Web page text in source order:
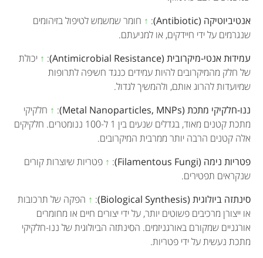
אנטיביוטיקה (Antibiotic)
:
↑ חומר שמשמש לטיפול בזיהומים
שנגרמים על ידי חיידקים, או למניעתם.
עמידוּת אנטי-מיקרובית (Antimicrobial Resistance)
:
↑ יכולת
של חלק מהמיקרובים להיות עמידים כנגד חשיפה לתרופות
שמיועדות להרוג אותם, ולהמשיך לגדול.
ננו-חלקיקי מתכת (Metal Nanoparticles, MNPs)
:
↑ חלקיקי
מתכת קטנים מאוד, בגדלים שנעים בין 1 ל-100 ננומטרים. חלקיקים
אלה קטנים הרבה יותר ממרבית המיקרובים.
פטריות נימה (Filamentous Fungi)
:
↑ פטריות שיוצרות קורים
שנקראים תפטירים.
סינתזה ביולוגית (Biological Synthesis)
:
↑ הפקה של תרכובות
או ייצורן מרכיבים פשוטים יותר, על ידי יצורים חיים או מחומרים
אורגניים שמקורם באורגניזמים. הסינתזה הביולוגית של ננו-חלקיקי
מתכת נעשית על ידי פטריות.